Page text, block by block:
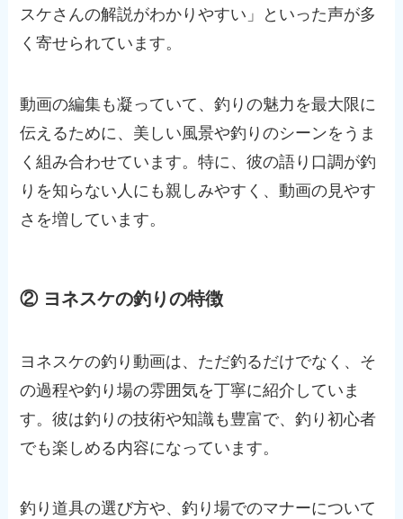
スケさんの解説がわかりやすい」といった声が多
く寄せられています。
動画の編集も凝っていて、釣りの魅力を最大限に
伝えるために、美しい風景や釣りのシーンをうま
く組み合わせています。特に、彼の語り口調が釣
りを知らない人にも親しみやすく、動画の見やす
さを増しています。
② ヨネスケの釣りの特徴
ヨネスケの釣り動画は、ただ釣るだけでなく、そ
の過程や釣り場の雰囲気を丁寧に紹介していま
す。彼は釣りの技術や知識も豊富で、釣り初心者
でも楽しめる内容になっています。
釣り道具の選び方や、釣り場でのマナーについて